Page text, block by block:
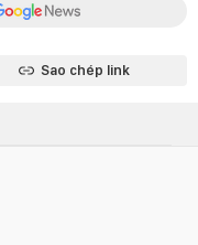
Sao chép link